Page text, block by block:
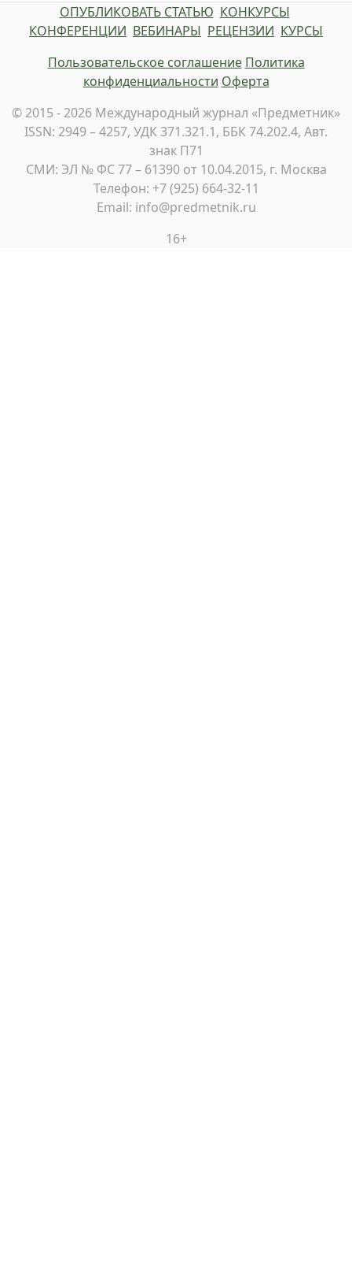
ОПУБЛИКОВАТЬ СТАТЬЮ КОНКУРСЫ
КОНФЕРЕНЦИИ ВЕБИНАРЫ РЕЦЕНЗИИ КУРСЫ
Пользовательское соглашение Политика
конфиденциальности Оферта
© 2015 - 2026 Международный журнал «Предметник»
ISSN: 2949 – 4257, УДК 371.321.1, ББК 74.202.4, Авт.
знак П71
СМИ: ЭЛ № ФС 77 – 61390 от 10.04.2015, г. Москва
Телефон: +7 (925) 664-32-11
Email: info@predmetnik.ru
16+